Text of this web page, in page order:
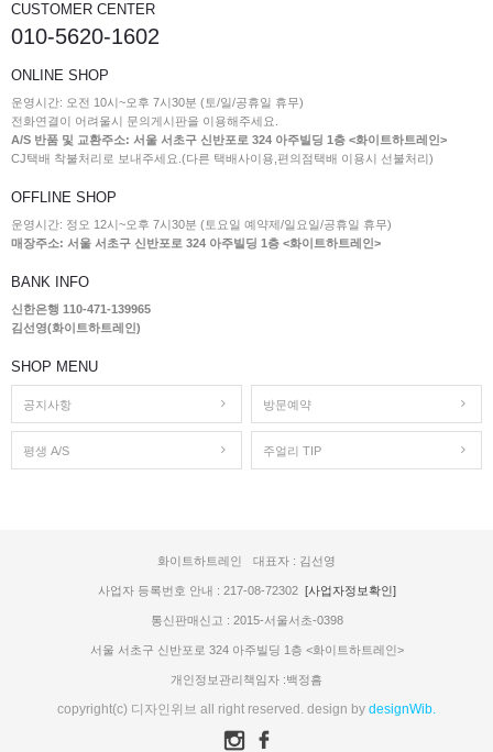
CUSTOMER CENTER
010-5620-1602
ONLINE SHOP
운영시간: 오전 10시~오후 7시30분 (토/일/공휴일 휴무)
전화연결이 어려울시 문의게시판을 이용해주세요.
A/S 반품 및 교환주소: 서울 서초구 신반포로 324 아주빌딩 1층 <화이트하트레인>
CJ택배 착불처리로 보내주세요.(다른 택배사이용,편의점택배 이용시 선불처리)
OFFLINE SHOP
운영시간: 정오 12시~오후 7시30분 (토요일 예약제/일요일/공휴일 휴무)
매장주소: 서울 서초구 신반포로 324 아주빌딩 1층 <화이트하트레인>
BANK INFO
신한은행 110-471-139965
김선영(화이트하트레인)
SHOP MENU
공지사항 방문예약
평생 A/S 주얼리 TIP
화이트하트레인 대표자 : 김선영
사업자 등록번호 안내 : 217-08-72302 [사업자정보확인]
통신판매신고 : 2015-서울서초-0398
서울 서초구 신반포로 324 아주빌딩 1층 <화이트하트레인>
개인정보관리책임자 :백정흠
copyright(c) 디자인위브 all right reserved. design by designWib.